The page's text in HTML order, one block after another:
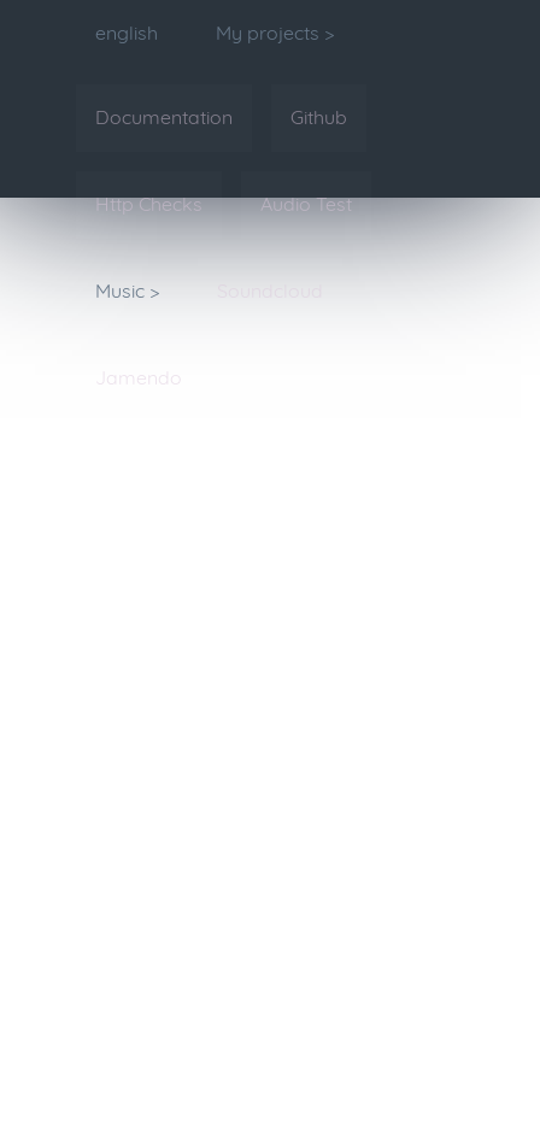
english My projects >
Documentation Github
Http Checks Audio Test
Music >
Jamendo